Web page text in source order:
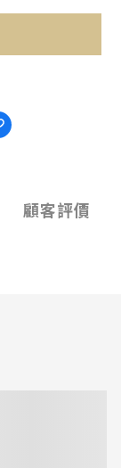
顧客評價